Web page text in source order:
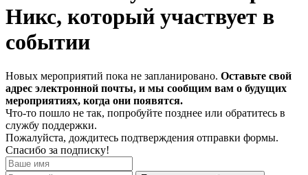
Новых мероприятий пока не запланировано. Оставьте свой
адрес электронной почты, и мы сообщим вам о будущих
мероприятиях, когда они появятся.
Что-то пошло не так, попробуйте позднее или обратитесь в
службу поддержки.
Пожалуйста, дождитесь подтверждения отправки формы.
Спасибо за подписку!